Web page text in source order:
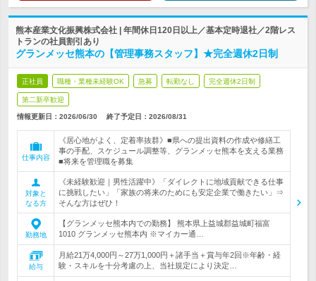
熊本産業文化振興株式会社 | 年間休日120日以上／基本定時退社／2階レス
トランの社員割引あり
グランメッセ熊本の【管理事務スタッフ】★完全週休2日制
正社員 職種・業種未経験OK 急募 転勤なし 完全週休2日制
第二新卒歓迎
情報更新日：2026/06/30 終了予定日： 2026/08/31
仕事内容
《居心地がよく、定着率抜群》■県への提出資料の作成や修繕工
事の手配、スケジュール調整等、グランメッセ熊本を支える業務
■将来を管理職を募集
対象と
なる方
《未経験歓迎｜男性活躍中》「ダイレクトに地域貢献できる仕事
に挑戦したい」「家族の将来のためにも安定企業で働きたい」⇒
そんな方はぜひ！
勤務地
【グランメッセ熊本内での勤務】 熊本県上益城郡益城町福富
1010 グランメッセ熊本内 ※マイカー通…
給与
月給21万4,000円～27万1,000円＋諸手当＋賞与年2回※年齢・経
験・スキルを十分考慮の上、当社規定により決定…